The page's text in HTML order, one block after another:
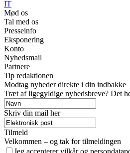
IT
Mød os
Tal med os
Presseinfo
Eksponering
Konto
Nyhedsmail
Partnere
Tip redaktionen
Modtag nyheder direkte i din indbakke
Træt af ligegyldige nyhedsbreve? Det
Skriv din mail her
Tilmeld
Velkommen – og tak for tilmeldingen
Jeg accepterer vilkår og